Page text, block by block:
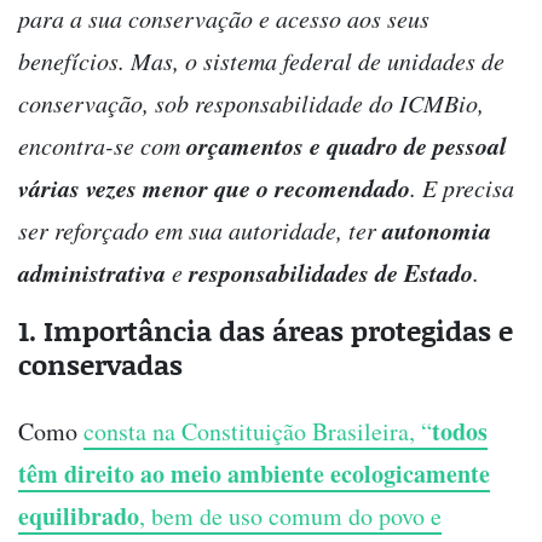
para a sua conservação e acesso aos seus
benefícios. Mas, o sistema federal de unidades de
conservação, sob responsabilidade do ICMBio,
encontra-se comorçamentos e quadro de pessoal
várias vezes menor que o recomendado. E precisa
ser reforçado em sua autoridade, terautonomia
administrativa eresponsabilidades de Estado.
1. Importância das áreas protegidas e
conservadas
Comoconsta na Constituição Brasileira, “todos
têm direito ao meio ambiente ecologicamente
equilibrado, bem de uso comum do povo e